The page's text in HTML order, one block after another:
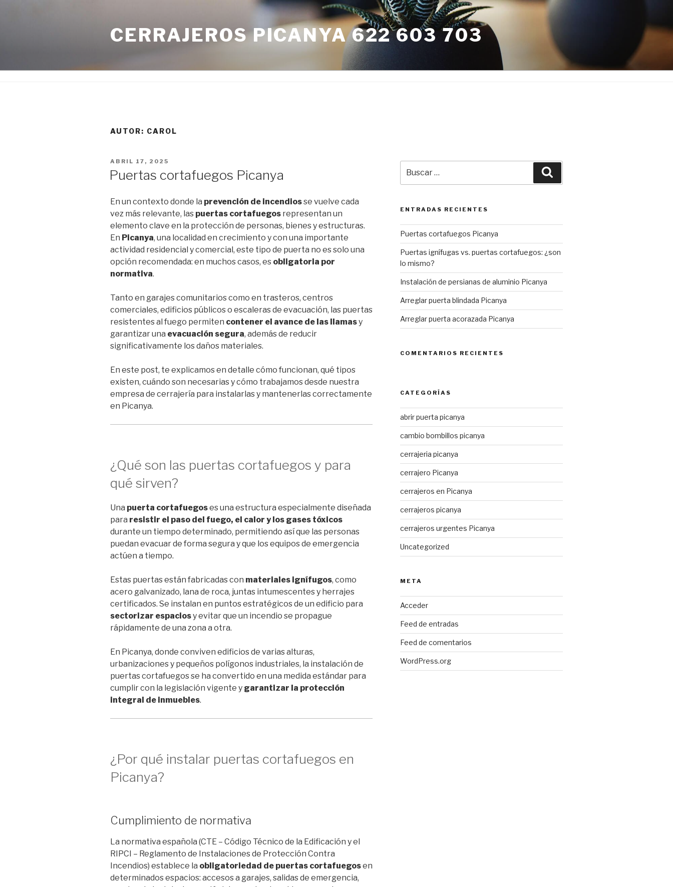
CERRAJEROS PICANYA 622 603 703
AUTOR: CAROL
PUBLICADO
ABRIL 17, 2025
Puertas cortafuegos Picanya
En un contexto donde la prevención de incendiosse vuelve cada
vez más relevante, las puertas cortafuegos representan un
elemento clave en la protección de personas, bienes y estructuras.
En Picanya, una localidad en crecimiento y con una importante
actividad residencial y comercial, este tipo de puerta no es solo una
opción recomendada: en muchos casos, es obligatoria por
normativa.
Tanto en garajes comunitarios como en trasteros, centros
comerciales, edificios públicos o escaleras de evacuación, las puertas
resistentes al fuego permiten contener el avance de las llamasy
garantizar una evacuación segura, además de reducir
significativamente los daños materiales.
En este post, te explicamos en detalle cómo funcionan, qué tipos
existen, cuándo son necesarias y cómo trabajamos desde nuestra
empresa de cerrajería para instalarlas y mantenerlas correctamente
en Picanya.
¿Qué son las puertas cortafuegos y para
qué sirven?
Una puerta cortafuegoses una estructura especialmente diseñada
para resistir el paso del fuego, el calor y los gases tóxicos
durante un tiempo determinado, permitiendo así que las personas
puedan evacuar de forma segura y que los equipos de emergencia
actúen a tiempo.
Estas puertas están fabricadas con materiales ignífugos, como
acero galvanizado, lana de roca, juntas intumescentes y herrajes
certificados. Se instalan en puntos estratégicos de un edificio para
sectorizar espaciosy evitar que un incendio se propague
rápidamente de una zona a otra.
En Picanya, donde conviven edificios de varias alturas,
urbanizaciones y pequeños polígonos industriales, la instalación de
puertas cortafuegos se ha convertido en una medida estándar para
cumplir con la legislación vigente y garantizar la protección
integral de inmuebles.
¿Por qué instalar puertas cortafuegos en
Picanya?
Cumplimiento de normativa
La normativa española (CTE – Código Técnico de la Edificación y el
RIPCI – Reglamento de Instalaciones de Protección Contra
Incendios) establece la obligatoriedad de puertas cortafuegosen
determinados espacios: accesos a garajes, salidas de emergencia,
por:
ENTRADAS RECIENTES
Puertas cortafuegos Picanya
Puertas ignífugas vs. puertas cortafuegos: ¿son
lo mismo?
Instalación de persianas de aluminio Picanya
Arreglar puerta blindada Picanya
Arreglar puerta acorazada Picanya
COMENTARIOS RECIENTES
CATEGORÍAS
abrir puerta picanya
cambio bombillos picanya
cerrajeria picanya
cerrajero Picanya
cerrajeros en Picanya
cerrajeros picanya
cerrajeros urgentes Picanya
Uncategorized
META
Acceder
Feed de entradas
Feed de comentarios
WordPress.org